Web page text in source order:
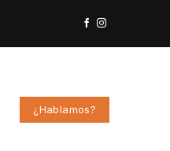
¿Hablamos?